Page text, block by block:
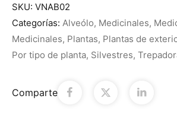
SKU: VNAB02
Categorías: Alveólo, Medicinales,
Medicinales, Plantas, Plantas de
Por tipo de planta, Silvestres,
Comparte